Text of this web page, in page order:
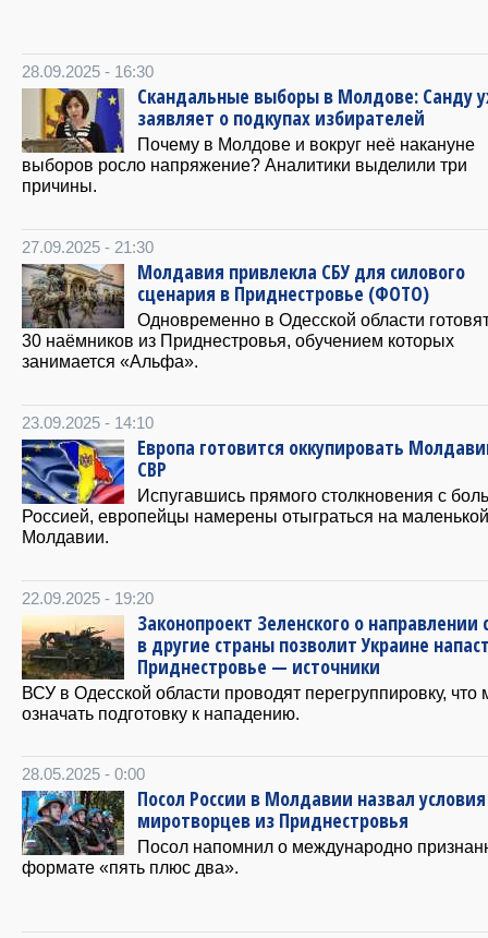
28.09.2025 - 16:30
Скандальные выборы в Молдове: Санду
заявляет о подкупах избирателей
Почему в Молдове и вокруг неё накануне
выборов росло напряжение? Аналитики выделили три
причины.
27.09.2025 - 21:30
Молдавия привлекла СБУ для силового
сценария в Приднестровье (ФОТО)
Одновременно в Одесской области
30 наёмников из Приднестровья, обучением которых
занимается «Альфа».
23.09.2025 - 14:10
Европа готовится оккупировать
СВР
Испугавшись прямого столкновения с
Россией, европейцы намерены отыграться на маленькой
Молдавии.
22.09.2025 - 19:20
Законопроект Зеленского о направлении
в другие страны позволит Украине
Приднестровье — источники
ВСУ в Одесской области проводят перегруппировку, что
означать подготовку к нападению.
28.05.2025 - 0:00
Посол России в Молдавии назвал
миротворцев из Приднестровья
Посол напомнил о международно
формате «пять плюс два».